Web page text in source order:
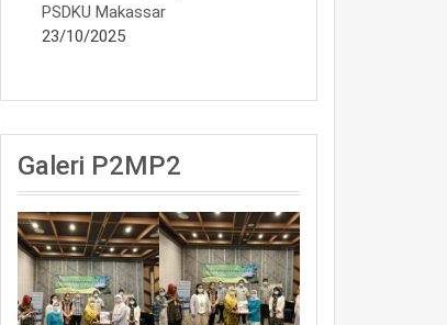
PSDKU Makassar
23/10/2025
Galeri P2MP2